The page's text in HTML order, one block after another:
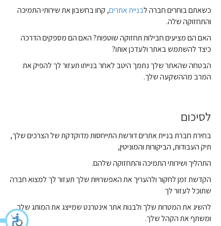
כשאתם בוחרים חברה לבניית אתרים, קחו בחשבון את שירותי התמיכה
והתחזוקה שלה.
האם הם מציעים חבילות תחזוקה שוטפות? האם הם מספקים הדרכה
כיצד להשתמש באתר ולעדכן אותו?
הבטחה שהאתר שלך נתמך היטב לאחר בנייתו תעזור לך להפיק את
המרב מההשקעה שלך.
לסיכום
בחירת חברת בניית אתרים דורשת התייחסות מדוקדקת של הצרכים שלך,
תיק העבודות, הביקורות והמוניטין,
התהליך ושירותי התמיכה והתחזוקה שלהם.
הקדשת זמן לחקור ולהעריך את האפשרויות שלך תעזור לך למצוא חברה
שתוכל לעזור לך
להשיג את המטרות שלך ולבנות אתר אינטרנט שמייצג את המותג שלך
ומשתף את הקהל שלך.